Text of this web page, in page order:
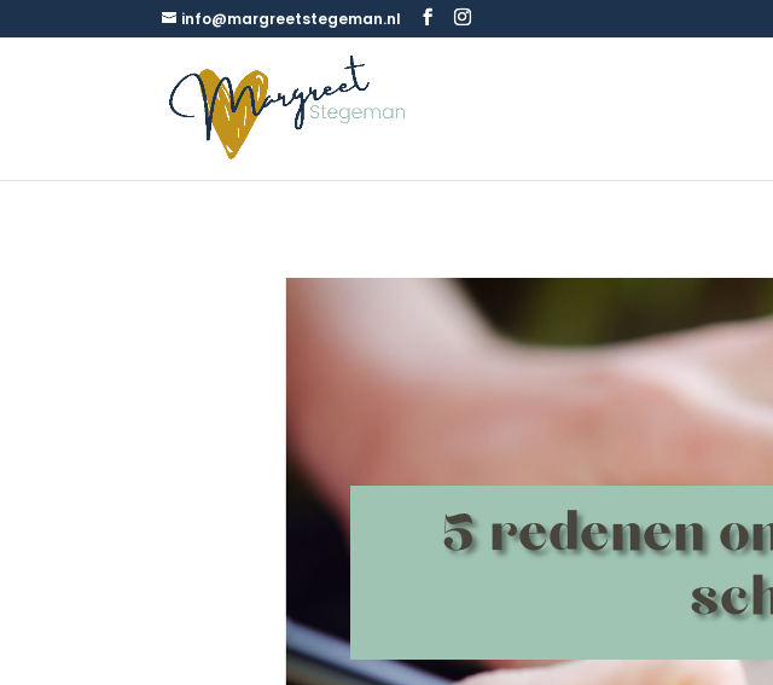
info@margreetstegeman.nl
5 redenen